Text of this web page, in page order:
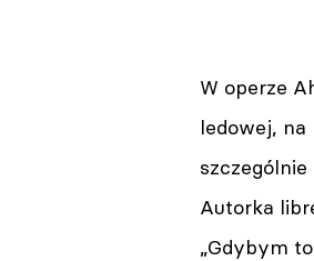
W operze
ledowej,
Autorka
„Gdybym